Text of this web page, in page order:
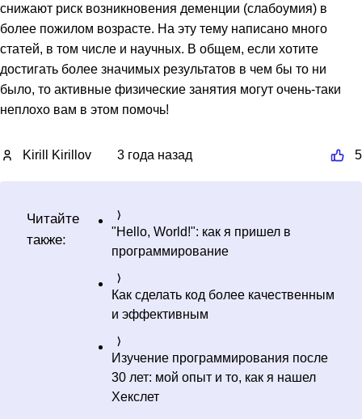
снижают риск возникновения деменции (слабоумия) в
более пожилом возрасте. На эту тему написано много
статей, в том числе и научных. В общем, если хотите
достигать более значимых результатов в чем бы то ни
было, то активные физические занятия могут очень-таки
неплохо вам в этом помочь!
Kirill Kirillov 3 года назад 5
Читайте
также:
"Hello, World!": как я пришел в
программирование
Как сделать код более качественным
и эффективным
Изучение программирования после
30 лет: мой опыт и то, как я нашел
Хекслет